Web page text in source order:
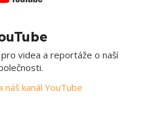
videa a reportáže o naší
náš kanál YouTube